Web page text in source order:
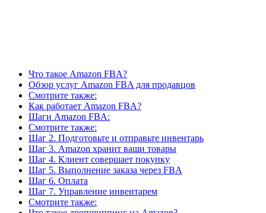
Что такое Amazon FBA?
Обзор услуг Amazon FBA для продавцов
Смотрите также:
Как работает Amazon FBA?
Шаги Amazon FBA:
Смотрите также:
Шаг 2. Подготовьте и отправьте инвентарь
Шаг 3. Amazon хранит ваши товары
Шаг 4. Клиент совершает покупку
Шаг 5. Выполнение заказа через FBA
Шаг 6. Оплата
Шаг 7. Управление инвентарем
Смотрите также: